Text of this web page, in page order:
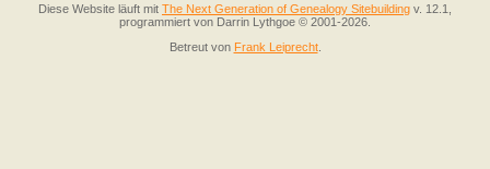
Diese Website läuft mit The Next Generation of Genealogy Sitebuilding v. 12.1,
programmiert von Darrin Lythgoe © 2001-2026.
Betreut von Frank Leiprecht.